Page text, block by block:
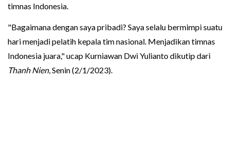
timnas Indonesia.
"Bagaimana dengan saya pribadi? Saya selalu bermimpi suatu
hari menjadi pelatih kepala tim nasional. Menjadikan timnas
Indonesia juara," ucap Kurniawan Dwi Yulianto dikutip dari
Thanh Nien, Senin (2/1/2023).